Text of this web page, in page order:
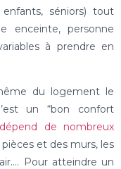
séniors) tout
enceinte, personne
à prendre en
du logement le
un “bon confort
de nombreux
et des murs, les
Pour atteindre un